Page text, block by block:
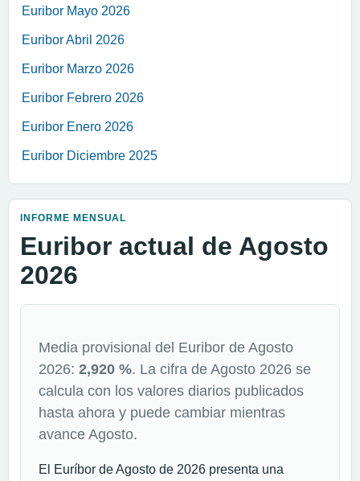
Euribor Mayo 2026
Euribor Abril 2026
Euribor Marzo 2026
Euribor Febrero 2026
Euribor Enero 2026
Euribor Diciembre 2025
INFORME MENSUAL
Euribor actual de Agosto
2026
Media provisional del Euribor de Agosto
2026: 2,920 %. La cifra de Agosto 2026 se
calcula con los valores diarios publicados
hasta ahora y puede cambiar mientras
avance Agosto.
El Euríbor de Agosto de 2026 presenta una